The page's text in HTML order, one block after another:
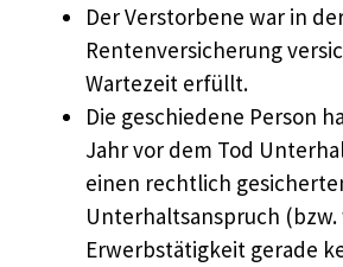
Der Verstorbene war in
Rentenversicherung
Wartezeit erfüllt.
Die geschiedene Person
Jahr vor dem Tod
einen rechtlich
Unterhaltsanspruch
Erwerbstätigkeit gerade